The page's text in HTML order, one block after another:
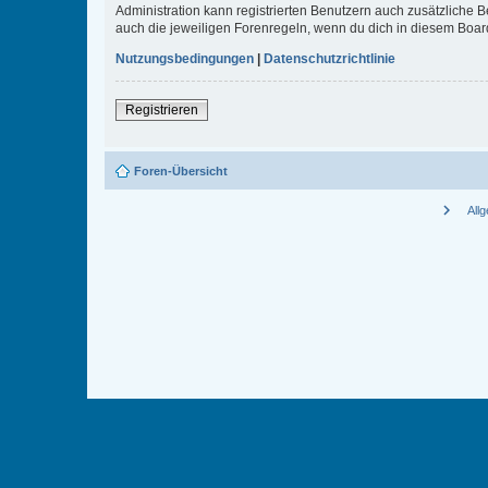
Administration kann registrierten Benutzern auch zusätzliche
auch die jeweiligen Forenregeln, wenn du dich in diesem
Nutzungsbedingungen | Datenschutzrichtlinie
Registrieren
Foren-Übersicht
chevron_right